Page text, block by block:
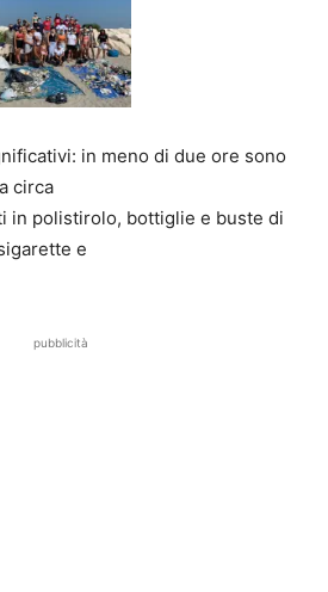
in meno di due ore sono
circa
in polistirolo, bottiglie e buste di
e
pubblicità